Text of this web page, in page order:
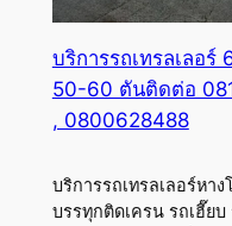
บริการรถเทรลเลอ
50-60 ตันติดต่อ
, 0800628488
บริการรถเทรลเลอร์หา
บรรทุกติดเครน รถเฮี๊ยบ